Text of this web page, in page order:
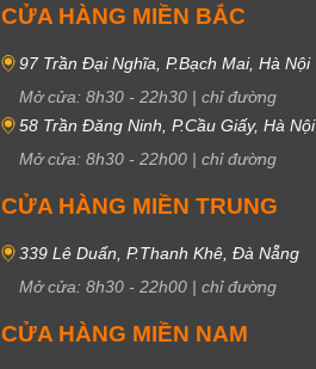
CỬA HÀNG MIỀN BẮC
97 Trần Đại Nghĩa, P.Bạch Mai, Hà Nội
Mở cửa: 8h30 - 22h30 | chỉ đường
58 Trần Đăng Ninh, P.Cầu Giấy, Hà Nội
Mở cửa: 8h30 - 22h00 | chỉ đường
CỬA HÀNG MIỀN TRUNG
339 Lê Duẩn, P.Thanh Khê, Đà Nẵng
Mở cửa: 8h30 - 22h00 | chỉ đường
CỬA HÀNG MIỀN NAM